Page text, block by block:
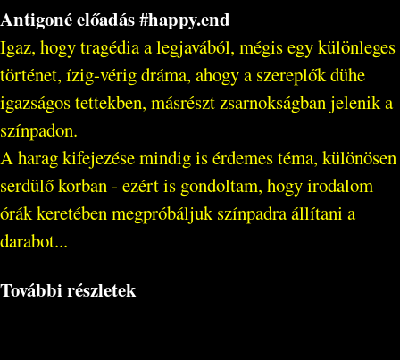
Antigoné előadás #happy.end
Igaz, hogy tragédia a legjavából, mégis egy különleges
történet, ízig-vérig dráma, ahogy a szereplők dühe
igazságos tettekben, másrészt zsarnokságban jelenik a
színpadon.
A harag kifejezése mindig is érdemes téma, különösen
serdülő korban - ezért is gondoltam, hogy irodalom
órák keretében megpróbáljuk színpadra állítani a
darabot...
További részletek